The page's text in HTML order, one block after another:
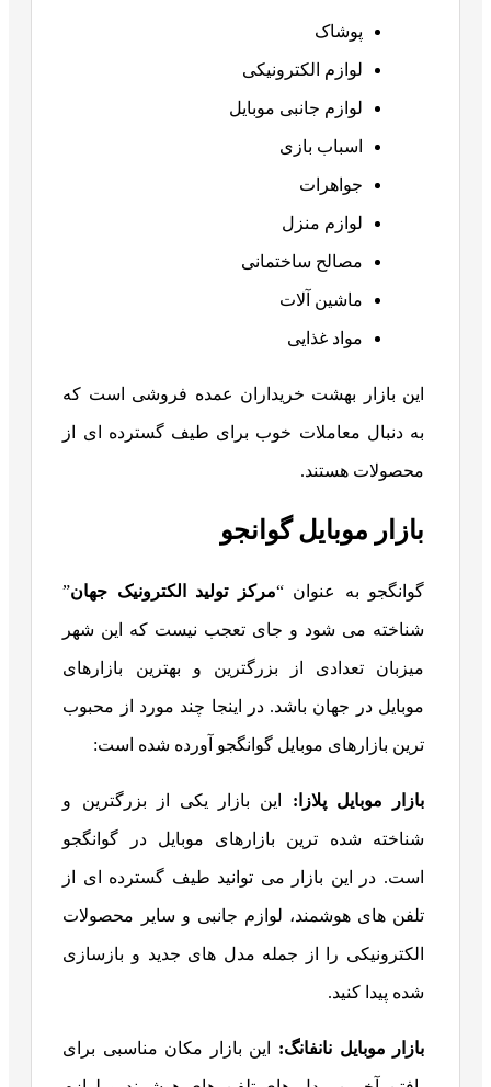
پوشاک
لوازم الکترونیکی
لوازم جانبی موبایل
اسباب بازی
جواهرات
لوازم منزل
مصالح ساختمانی
ماشین آلات
مواد غذایی
این بازار بهشت ​​خریداران عمده فروشی است که
به دنبال معاملات خوب برای طیف گسترده ای از
محصولات هستند.
بازار موبایل گوانجو
گوانگجو به عنوان “مرکز تولید الکترونیک جهان”
شناخته می شود و جای تعجب نیست که این شهر
میزبان تعدادی از بزرگترین و بهترین بازارهای
موبایل در جهان باشد. در اینجا چند مورد از محبوب
ترین بازارهای موبایل گوانگجو آورده شده است:
بازار موبایل پلازا: این بازار یکی از بزرگترین و
شناخته شده ترین بازارهای موبایل در گوانگجو
است. در این بازار می توانید طیف گسترده ای از
تلفن های هوشمند، لوازم جانبی و سایر محصولات
الکترونیکی را از جمله مدل های جدید و بازسازی
شده پیدا کنید.
بازار موبایل نانفانگ: این بازار مکان مناسبی برای